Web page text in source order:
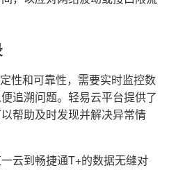
性和可靠性，需要实时监控数
追溯问题。轻易云平台提供了
帮助及时发现并解决异常情
云到畅捷通T+的数据无缝对